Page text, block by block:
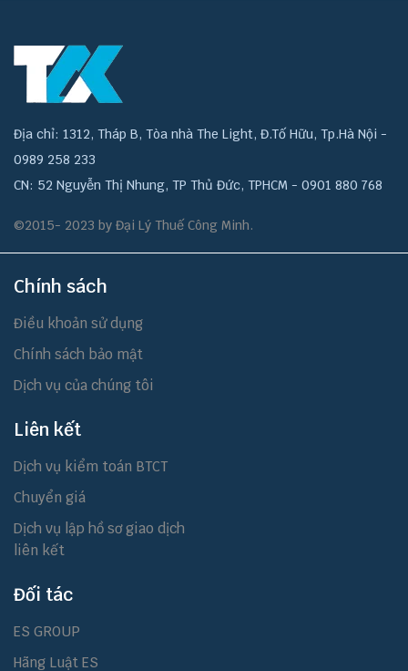
Địa chỉ: 1312, Tháp B, Tòa nhà The Light, Đ.Tố Hữu, Tp.Hà Nội -
0989 258 233
CN: 52 Nguyễn Thị Nhung, TP Thủ Đức, TPHCM - 0901 880 768
©2015- 2023 by Đại Lý Thuế Công Minh.
Chính sách
Điều khoản sử dụng
Chính sách bảo mật
Dịch vụ của chúng tôi
Liên kết
Dịch vụ kiểm toán BTCT
Chuyển giá
Dịch vụ lập hồ sơ giao dịch
liên kết
Đối tác
ES GROUP
Hãng Luật ES